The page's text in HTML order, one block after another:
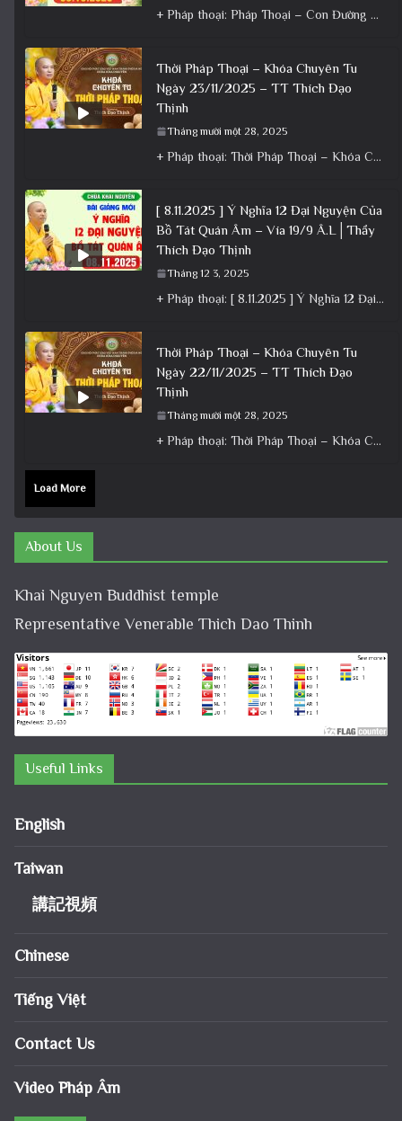
+ Pháp thoại: Pháp Thoại – Con Đường Bồ Tát Đạo │TT. Thích Đạo Thịnh + Album: Pháp Thoại +
Thời Pháp Thoại – Khóa Chuyên Tu
Ngày 23/11/2025 – TT Thích Đạo
Thịnh
Tháng mười một 28, 2025
+ Pháp thoại: Thời Pháp Thoại – Khóa Chuyên Tu Ngày 23/11/2025 – TT Thích Đạo Thịnh + Album: Pháp
[ 8.11.2025 ] Ý Nghĩa 12 Đại Nguyện Của
Bồ Tát Quán Âm – Vía 19/9 Â.L│Thầy
Thích Đạo Thịnh
Tháng 12 3, 2025
+ Pháp thoại: [ 8.11.2025 ] Ý Nghĩa 12 Đại Nguyện Của Bồ Tát Quán Âm – Vía 19/9 Â.L│Thầy
Thời Pháp Thoại – Khóa Chuyên Tu
Ngày 22/11/2025 – TT Thích Đạo
Thịnh
Tháng mười một 28, 2025
+ Pháp thoại: Thời Pháp Thoại – Khóa Chuyên Tu Ngày 22/11/2025 – TT Thích Đạo Thịnh + Album: Pháp
Load More
About Us
Khai Nguyen Buddhist temple
Representative Venerable Thich Dao Thinh
Useful Links
English
Taiwan
講記視頻
Chinese
Tiếng Việt
Contact Us
Video Pháp Âm